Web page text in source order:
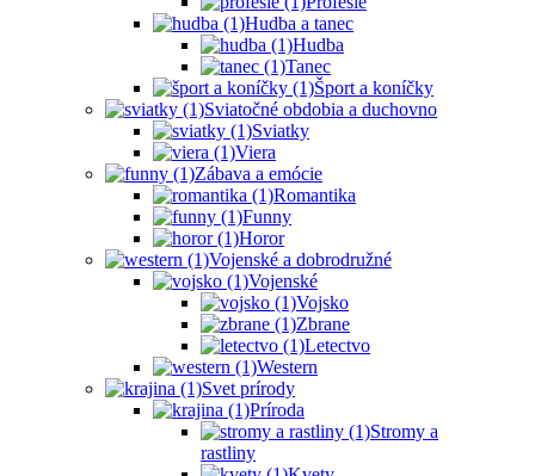
Hudba a tanec
Hudba
Tanec
Šport a koníčky
Sviatočné obdobia a duchovno
Sviatky
Viera
Zábava a emócie
Romantika
Funny
Horor
Vojenské a dobrodružné
Vojenské
Vojsko
Zbrane
Letectvo
Western
Svet prírody
Príroda
Stromy a
rastliny